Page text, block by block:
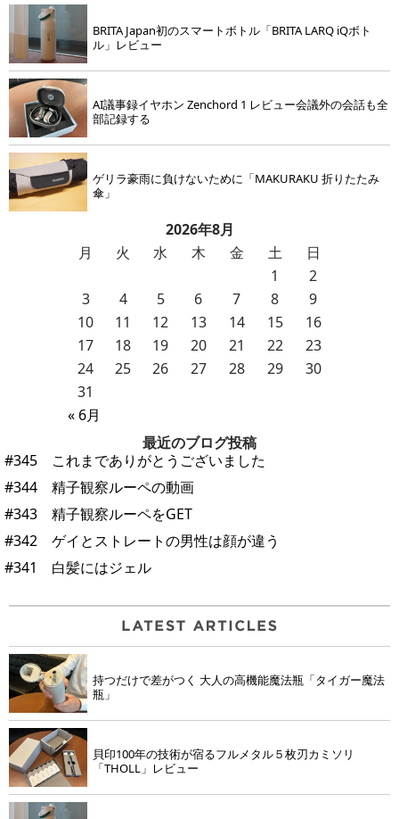
BRITA Japan初のスマートボトル「BRITA LARQ iQボト
ル」レビュー
AI議事録イヤホン Zenchord 1 レビュー会議外の会話も全
部記録する
ゲリラ豪雨に負けないために「MAKURAKU 折りたたみ
傘」
2026年8月
月
火 水 木 金 土 日
« 6月
1
2
3
4 5 6 7 8
9
10
11 12 13 14 15
16
17
18 19 20 21 22
23
24
25 26 27 28 29
30
31
最近のブログ投稿
#345 これまでありがとうございました
#344 精子観察ルーペの動画
#343 精子観察ルーペをGET
#342 ゲイとストレートの男性は顔が違う
#341 白髪にはジェル
持つだけで差がつく 大人の高機能魔法瓶「タイガー魔法
瓶」
貝印100年の技術が宿るフルメタル５枚刃カミソリ
「THOLL」レビュー